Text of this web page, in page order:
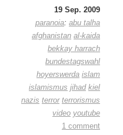
19 Sep. 2009
paranoia: abu talha
afghanistan al-kaida
bekkay harrach
bundestagswahl
hoyerswerda islam
islamismus jihad kiel
nazis terror terrorismus
video youtube
1 comment